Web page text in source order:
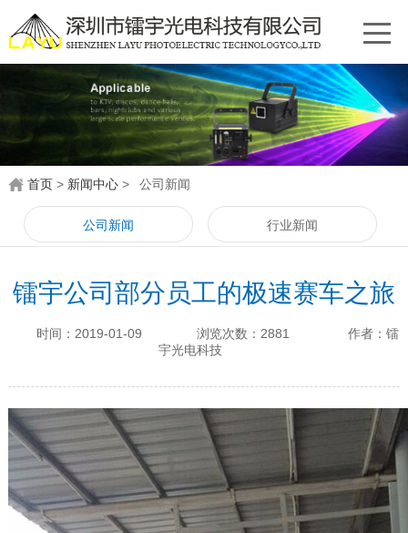
首页 > 新闻中心 > 公司新闻
公司新闻 行业新闻
镭宇公司部分员工的极速赛车之旅
时间：2019-01-09 浏览次数：2881
作者：镭
宇光电科技